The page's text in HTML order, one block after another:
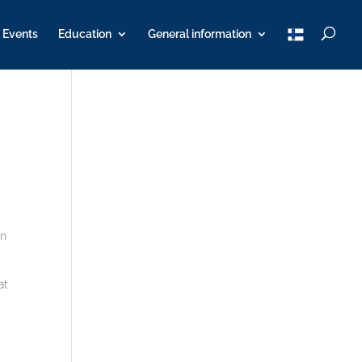
Events Education General information
T
u